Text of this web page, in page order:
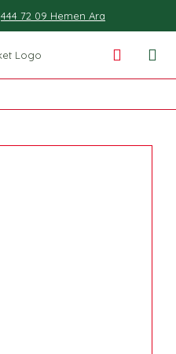
444 72 09 Hemen Ara